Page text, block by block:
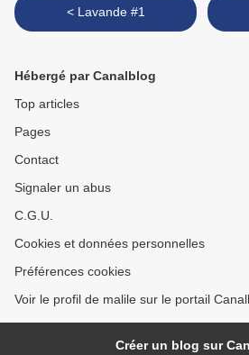
< Lavande #1
Hébergé par Canalblog
Top articles
Pages
Contact
Signaler un abus
C.G.U.
Cookies et données personnelles
Préférences cookies
Voir le profil de malile sur le portail
Créer un blog sur